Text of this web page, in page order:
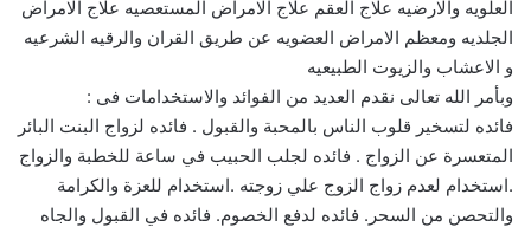
العلويه والارضيه علاج العقم علاج الامراض المستعصيه علاج الامراض
الجلديه ومعظم الامراض العضويه عن طريق القران والرقيه الشرعيه
و الاعشاب والزيوت الطبيعيه
وبأمر الله تعالى نقدم العديد من الفوائد والاستخدامات فى :
فائده لتسخير قلوب الناس بالمحبة والقبول . فائده لزواج البنت البائر
المتعسرة عن الزواج . فائده لجلب الحبيب في ساعة للخطبة والزواج
.استخدام لعدم زواج الزوج علي زوجته .استخدام للعزة والكرامة
والتحصن من السحر. فائده لدفع الخصوم. فائده في القبول والجاه